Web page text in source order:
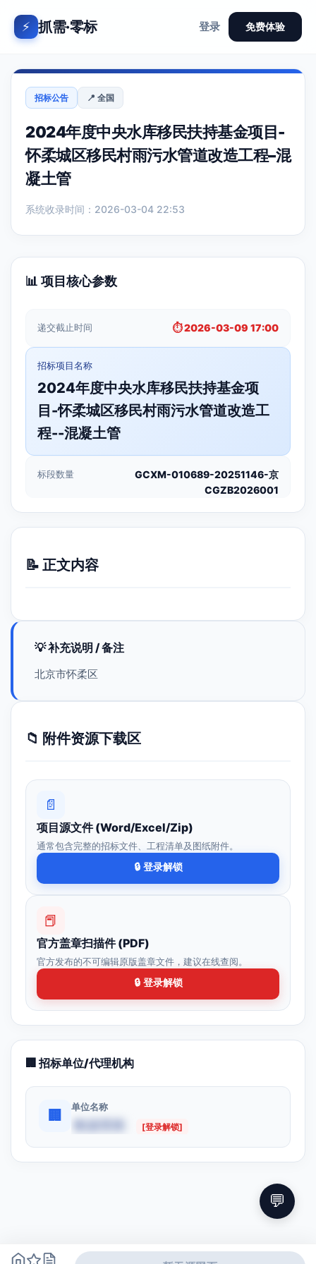
⚡ 抓需·零标 登录 免费体验
招标公告 📍 全国
2024年度中央水库移民扶持基金项目-
怀柔城区移民村雨污水管道改造工程–混
凝土管
系统收录时间：2026-03-04 22:53
📊 项目核心参数
递交截止时间 ⏱️ 2026-03-09 17:00
招标项目名称
2024年度中央水库移民扶持基金项
目-怀柔城区移民村雨污水管道改造工
程--混凝土管
标段数量
GCXM-010689-20251146-京
CGZB2026001
📝 正文内容
💡 补充说明 / 备注
北京市怀柔区
📁 附件资源下载区
📄
项目源文件 (Word/Excel/Zip)
通常包含完整的招标文件、工程清单及图纸附件。
🔒 登录解锁
📕
官方盖章扫描件 (PDF)
官方发布的不可编辑原版盖章文件，建议在线查阅。
🔒 登录解锁
🏢 招标单位/代理机构
🏢
单位名称
[登录解锁]
💬